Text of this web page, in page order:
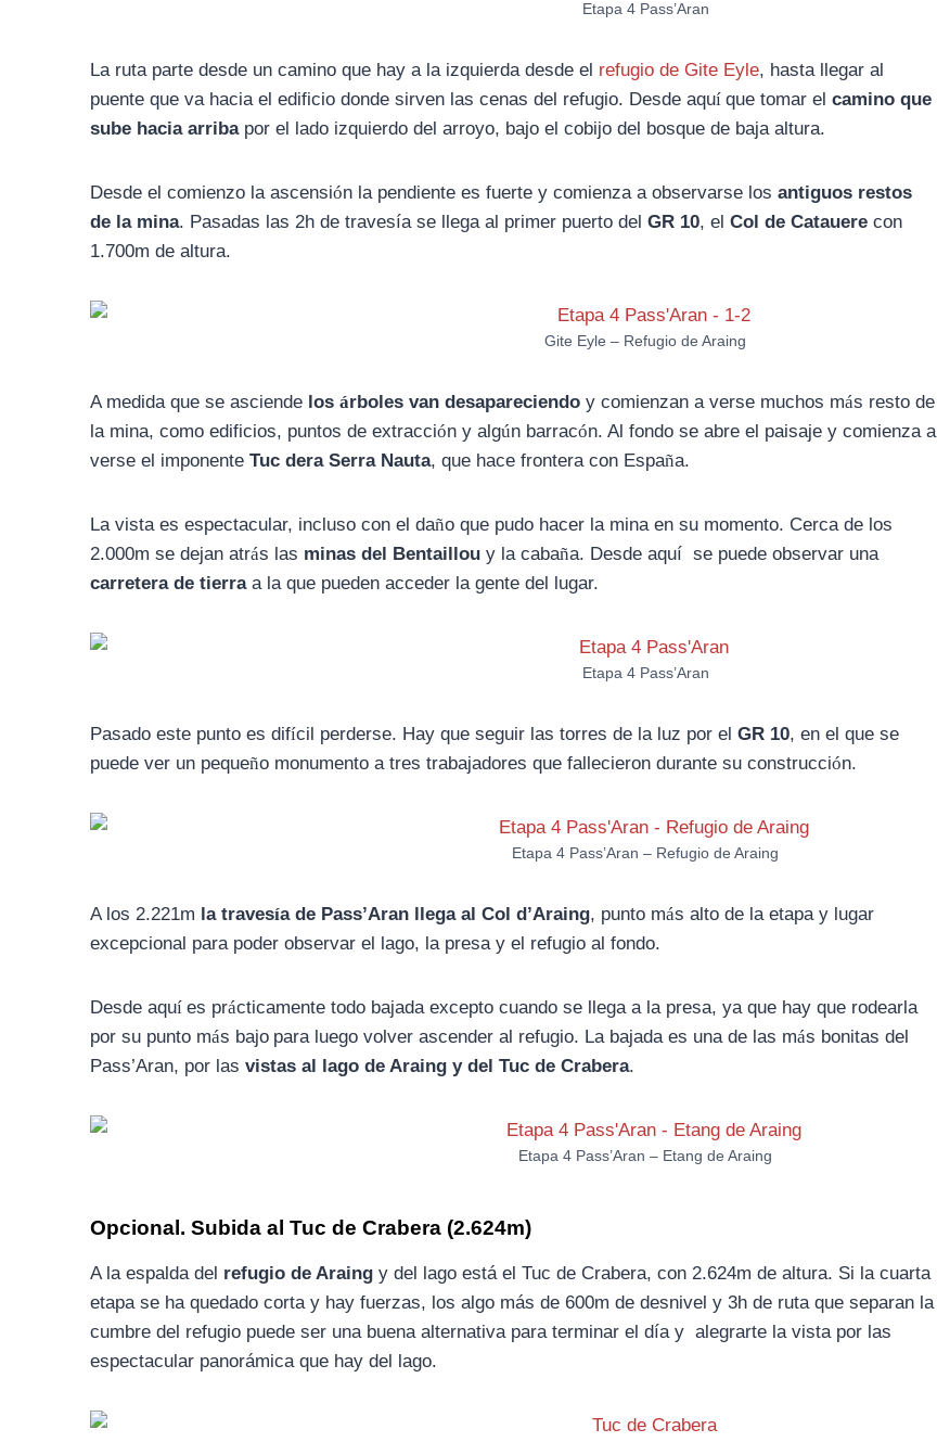
Etapa 4 Pass’Aran
La ruta parte desde un camino que hay a la izquierda desde el refugio de Gite Eyle, hasta llegar al
puente que va hacia el edificio donde sirven las cenas del refugio. Desde aquí que tomar el camino que
sube hacia arribapor el lado izquierdo del arroyo, bajo el cobijo del bosque de baja altura.
Desde el comienzo la ascensión la pendiente es fuerte y comienza a observarse los antiguos restos
de la mina. Pasadas las 2h de travesía se llega al primer puerto del GR 10, el Col de Catauere con
1.700m de altura.
Gite Eyle – Refugio de Araing
A medida que se asciende los árboles van desapareciendo y comienzan a verse muchos más resto de
la mina, como edificios, puntos de extracción y algún barracón. Al fondo se abre el paisaje y comienza a
verse el imponente Tuc dera Serra Nauta, que hace frontera con España.
La vista es espectacular, incluso con el daño que pudo hacer la mina en su momento. Cerca de los
2.000m se dejan atrás las minas del Bentaillou y la cabaña. Desde aquí se puede observar una
carretera de tierraa la que pueden acceder la gente del lugar.
Etapa 4 Pass’Aran
Pasado este punto es difícil perderse. Hay que seguir las torres de la luz por el GR 10, en el que se
puede ver un pequeño monumento a tres trabajadores que fallecieron durante su construcción.
Etapa 4 Pass’Aran – Refugio de Araing
A los 2.221m la travesía de Pass’Aran llega al Col d’Araing, punto más alto de la etapa y lugar
excepcional para poder observar el lago, la presa y el refugio al fondo.
Desde aquí es prácticamente todo bajada excepto cuando se llega a la presa, ya que hay que rodearla
por su punto más bajo para luego volver ascender al refugio. La bajada es una de las más bonitas del
Pass’Aran, por las vistas al lago de Araing y del Tuc de Crabera.
Etapa 4 Pass’Aran – Etang de Araing
Opcional. Subida al Tuc de Crabera (2.624m)
A la espalda del refugio de Araing y del lago está el Tuc de Crabera, con 2.624m de altura. Si la cuarta
etapa se ha quedado corta y hay fuerzas, los algo más de 600m de desnivel y 3h de ruta que separan la
cumbre del refugio puede ser una buena alternativa para terminar el día y alegrarte la vista por las
espectacular panorámica que hay del lago.